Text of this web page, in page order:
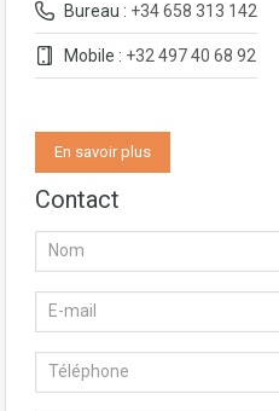
Bureau : +34 658 313 142
Mobile : +32 497 40 68 92‬
En savoir plus
Contact